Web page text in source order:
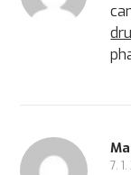
7.